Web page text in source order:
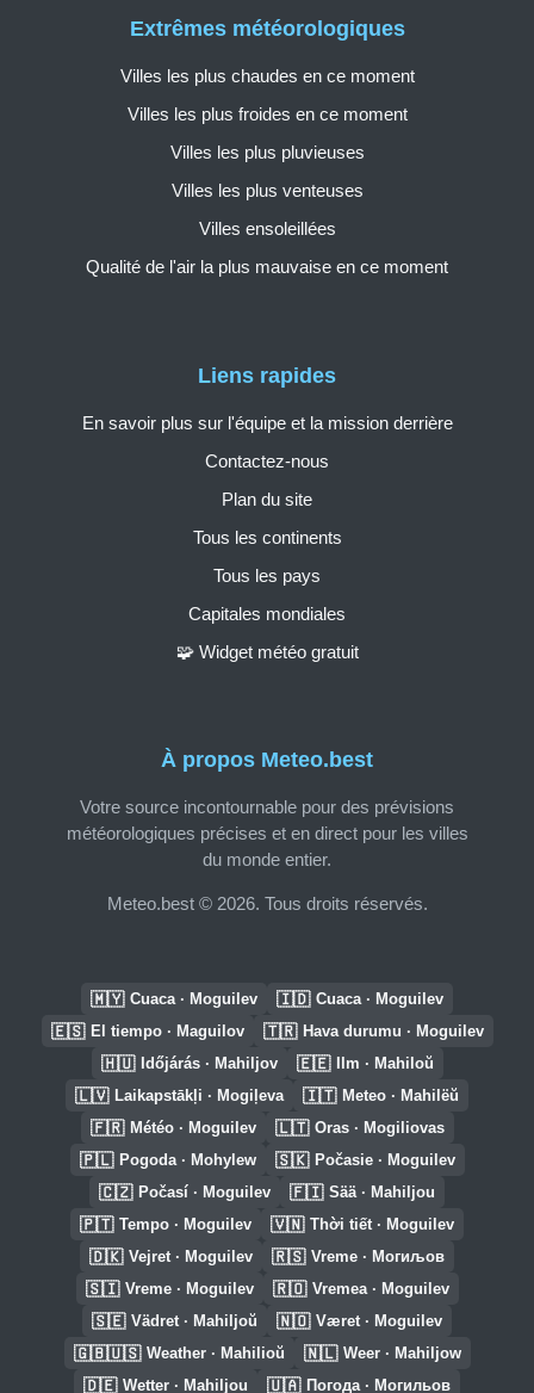
À propos Meteo.best
Votre source incontournable pour des prévisions
météorologiques précises et en direct pour les villes
du monde entier.
Meteo.best © 2026. Tous droits réservés.
Liens rapides
En savoir plus sur l'équipe et la mission derrière
Contactez-nous
Plan du site
Tous les continents
Tous les pays
Capitales mondiales
🧩 Widget météo gratuit
Extrêmes météorologiques
Villes les plus chaudes en ce moment
Villes les plus froides en ce moment
Villes les plus pluvieuses
Villes les plus venteuses
Villes ensoleillées
Qualité de l'air la plus mauvaise en ce moment
🇲🇾 Cuaca · Moguilev 🇮🇩 Cuaca · Moguilev
🇪🇸 El tiempo · Maguilov 🇹🇷 Hava durumu · Moguilev
🇭🇺 Időjárás · Mahiljov 🇪🇪 Ilm · Mahiloŭ
🇱🇻 Laikapstākļi · Mogiļeva 🇮🇹 Meteo · Mahilëŭ
🇫🇷 Météo · Moguilev 🇱🇹 Oras · Mogiliovas
🇵🇱 Pogoda · Mohylew 🇸🇰 Počasie · Moguilev
🇨🇿 Počasí · Moguilev 🇫🇮 Sää · Mahiljou
🇵🇹 Tempo · Moguilev 🇻🇳 Thời tiết · Moguilev
🇩🇰 Vejret · Moguilev 🇷🇸 Vreme · Могиљов
🇸🇮 Vreme · Moguilev 🇷🇴 Vremea · Moguilev
🇸🇪 Vädret · Mahiljoŭ 🇳🇴 Været · Moguilev
🇬🇧🇺🇸 Weather · Mahilioŭ 🇳🇱 Weer · Mahiljow
🇩🇪 Wetter · Mahiljou 🇺🇦 Погода · Могильов